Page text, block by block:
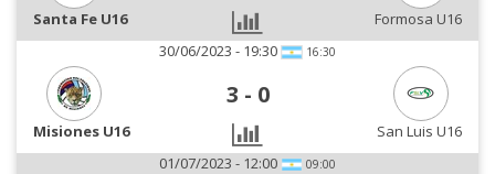
Santa Fe U16
Formosa U16
30/06/2023 - 19:30
16:30
3 - 0
Misiones U16
San Luis U16
01/07/2023 - 12:00
09:00